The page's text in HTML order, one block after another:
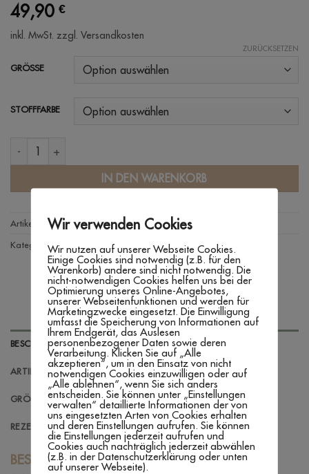
49,90 €
inkl. MwSt. zzgl. Versandkosten
GRÖSSE
STOFFFARBE
ZURÜCKSETZEN
ERSTLINGSSET 'OLIVE' Menge
IN DEN WARENKORB
Artikelnummer: n. v.
Kategorien:Erstlingsset's Geschenkideen, Textilien Zur Geburt
BESCHREIBUNG
ARTIKELINFORMATIONEN
GRÖSSENBERATUNG
REZENSIONEN (0)
BESCHREIBUNG
Wir verwenden Cookies
Wir nutzen auf unserer Webseite Cookies.
Einige Cookies sind notwendig (z.B. für den
Warenkorb) andere sind nicht notwendig. Die
nicht-notwendigen Cookies helfen uns bei der
Optimierung unseres Online-Angebotes,
unserer Webseitenfunktionen und werden für
Marketingzwecke eingesetzt. Die Einwilligung
umfasst die Speicherung von Informationen auf
Ihrem Endgerät, das Auslesen
personenbezogener Daten sowie deren
Verarbeitung. Klicken Sie auf „Alle
akzeptieren“, um in den Einsatz von nicht
notwendigen Cookies einzuwilligen oder auf
„Alle ablehnen“, wenn Sie sich anders
entscheiden. Sie können unter „Einstellungen
verwalten“ detaillierte Informationen der von
uns eingesetzten Arten von Cookies erhalten
und deren Einstellungen aufrufen. Sie können
die Einstellungen jederzeit aufrufen und
Cookies auch nachträglich jederzeit abwählen
(z.B. in der Datenschutzerklärung oder unten
auf unserer Webseite).